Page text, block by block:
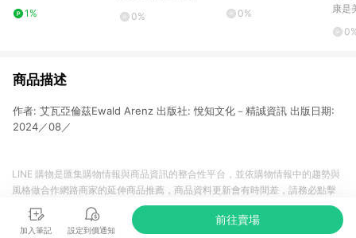
1%
0%
0%
康是
商品描述
作者: 艾瓦亞倫茲Ewald Arenz 出版社: 悅知文化－精誠資訊 出版日期:
2024／08／
加入筆記 設定到價通知
前往賣場
LINE 購物是匯集購物情報與商品資訊的整合性平台，並依購物情報中的趨勢與
風格做合作網路商家的延伸商品推薦，商品資料更新會有時間差，請務必點擊
商品至各合作網路商家，確認現售價與購物條件，一切資訊以合作廠商網頁為
準。